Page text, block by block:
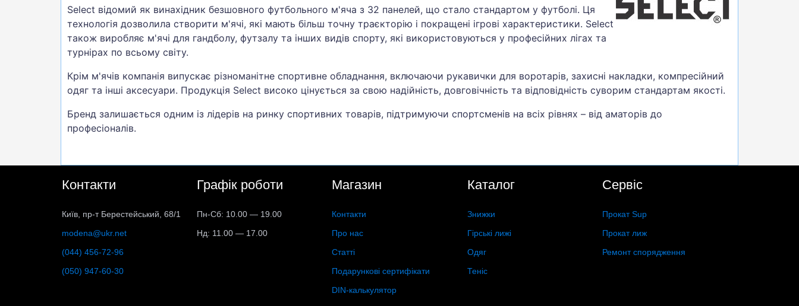
Select відомий як винахідник безшовного футбольного м'яча з 32 панелей, що стало стандартом у футболі. Ця
технологія дозволила створити м'ячі, які мають більш точну траєкторію і покращені ігрові характеристики. Select
також виробляє м'ячі для гандболу, футзалу та інших видів спорту, які використовуються у професійних лігах та
турнірах по всьому світу.
Крім м'ячів компанія випускає різноманітне спортивне обладнання, включаючи рукавички для воротарів, захисні накладки, компресійний
одяг та інші аксесуари. Продукція Select високо цінується за свою надійність, довговічність та відповідність суворим стандартам якості.
Бренд залишається одним із лідерів на ринку спортивних товарів, підтримуючи спортсменів на всіх рівнях – від аматорів до
професіоналів.
Контакти
Київ, пр-т Берестейський, 68/1
modena@ukr.net
(044) 456-72-96
(050) 947-60-30
Графік роботи
Пн-Сб: 10.00 — 19.00
Нд: 11.00 — 17.00
Магазин
Контакти
Про нас
Статті
Подарункові сертифікати
DIN-калькулятор
Каталог
Знижки
Гірські лижі
Одяг
Теніс
Сервіс
Прокат Sup
Прокат лиж
Ремонт спорядження